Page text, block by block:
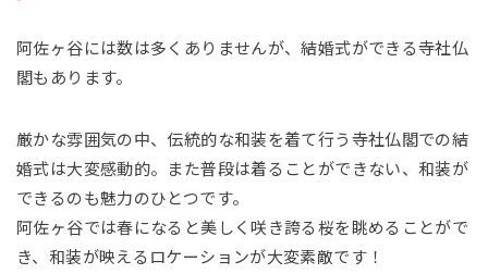
阿佐ヶ谷には数は多くありませんが、結婚式ができる寺社仏
閣もあります。
厳かな雰囲気の中、伝統的な和装を着て行う寺社仏閣での結
婚式は大変感動的。また普段は着ることができない、和装が
できるのも魅力のひとつです。
阿佐ヶ谷では春になると美しく咲き誇る桜を眺めることがで
き、和装が映えるロケーションが大変素敵です！